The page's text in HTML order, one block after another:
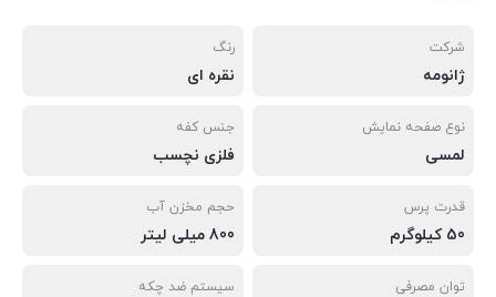
شرکت
ژانومه
رنگ
نقره ای
نوع صفحه نمایش
لمسی
جنس کفه
فلزی نچسب
قدرت پرس
50 کیلوگرم
حجم مخزن آب
800 میلی لیتر
توان مصرفی سیستم ضد چکه